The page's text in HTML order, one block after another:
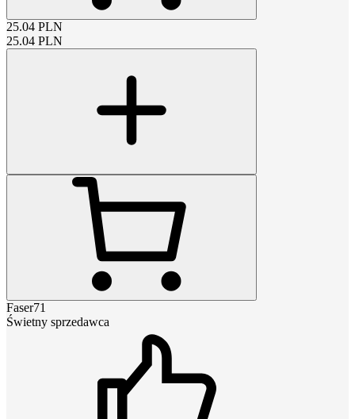
25.04 PLN
25.04 PLN
Faser71
Świetny sprzedawca